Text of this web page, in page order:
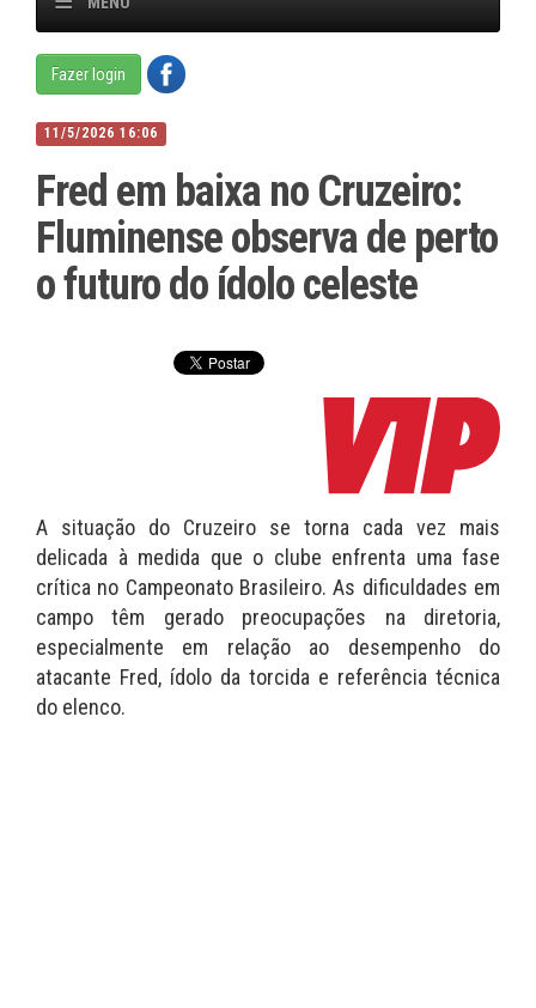
Fazer login
11/5/2026 16:06
Fred em baixa no Cruzeiro:
Fluminense observa de perto
o futuro do ídolo celeste
A situação do Cruzeiro se torna cada vez mais
delicada à medida que o clube enfrenta uma fase
crítica no Campeonato Brasileiro. As dificuldades em
campo têm gerado preocupações na diretoria,
especialmente em relação ao desempenho do
atacante Fred, ídolo da torcida e referência técnica
do elenco.